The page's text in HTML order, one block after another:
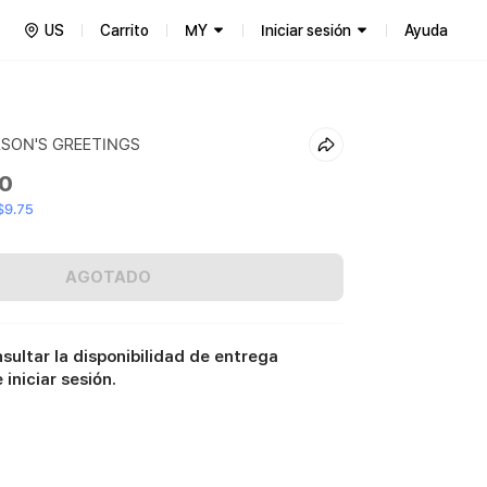
US Carrito MY Iniciar sesión Ayuda
GREETINGS
AGOTADO
la disponibilidad de entrega
iniciar sesión.